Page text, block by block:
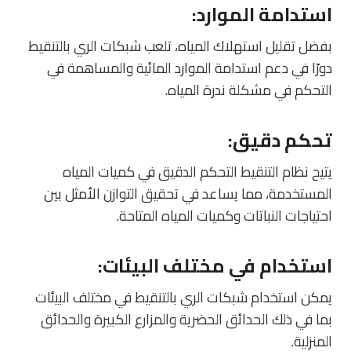
استدامة الموارد:
بفضل تقليل استهلاك المياه، تلعب شبكات الري بالتنقيط
دورًا في دعم استدامة الموارد المائية والمساهمة في
التحكم في مشكلة ندرة المياه.
تحكم دقيق:
يتيح نظام التنقيط التحكم الدقيق في كميات المياه
المستخدمة، مما يساعد في تحقيق التوازن الأمثل بين
احتياجات النباتات وكميات المياه المتاحة.
استخدام في مختلف البيئات:
يمكن استخدام شبكات الري بالتنقيط في مختلف البيئات
بما في ذلك الحدائق الحضرية والمزارع الكبيرة والحدائق
المنزلية.